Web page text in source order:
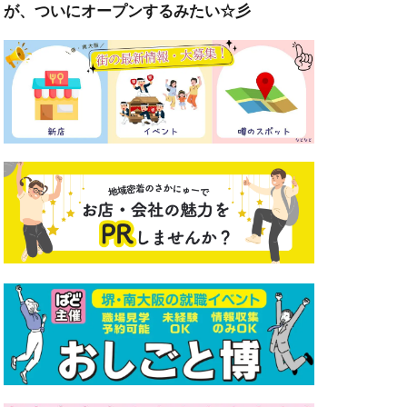
が、ついにオープンするみたい☆彡